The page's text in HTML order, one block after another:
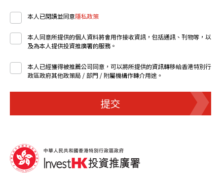
本人已閱讀並同意隱私政策
本人同意所提供的個人資料將會用作接收資訊，包括通訊、刊物等，以
及為本人提供投資推廣署的服務。
本人已經獲得被推薦公司同意，可以將所提供的資訊轉移給香港特別行
政區政府其他政策局 / 部門 / 附屬機構作轉介用途。
提交